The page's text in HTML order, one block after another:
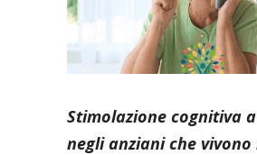
Stimolazione cognitiva
negli anziani che